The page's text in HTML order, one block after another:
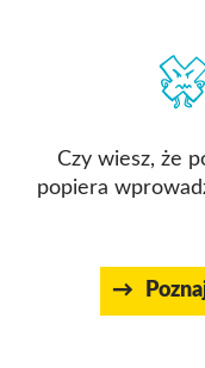
Czy wiesz, że
popiera